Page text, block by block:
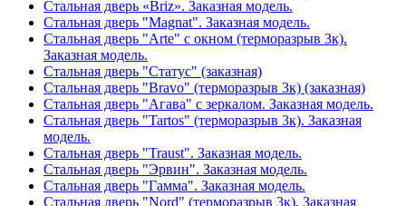
Стальная дверь «Briz». Заказная модель.
Стальная дверь "Magnat". Заказная модель.
Стальная дверь "Arte" с окном (терморазрыв 3к).
Заказная модель.
Стальная дверь "Статус" (заказная)
Стальная дверь "Bravo" (терморазрыв 3к) (заказная)
Стальная дверь "Агава" с зеркалом. Заказная модель.
Стальная дверь "Tartos" (терморазрыв 3к). Заказная
модель.
Стальная дверь "Traust". Заказная модель.
Стальная дверь "Эрвин". Заказная модель.
Стальная дверь "Гамма". Заказная модель.
Стальная дверь "Nord" (терморазрыв 3к). Заказная